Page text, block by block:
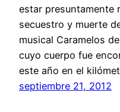
estar presuntamente
secuestro y muerte
musical Caramelos
cuyo cuerpo fue
este año en el
septiembre 21, 2012